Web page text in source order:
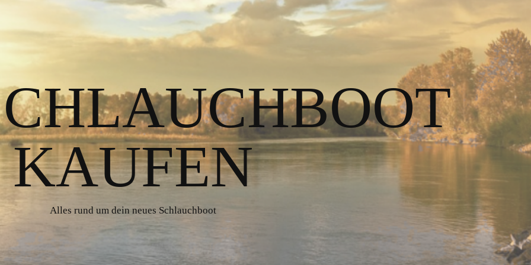
KAUFEN
Alles rund um dein neues Schlauchboot